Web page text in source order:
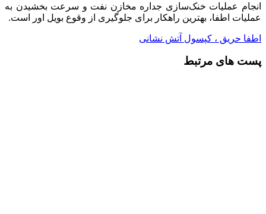
انجام عملیات خنک‌سازی جداره مخازن نفت و سرعت بخشیدن به
عملیات اطفا، بهترین راهکار برای جلوگیری از وقوع بویل اور است.
اطفا حریق ، کپسول آتش نشانی
پست های مرتبط